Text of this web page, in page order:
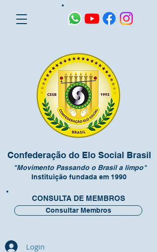
Confederação do Elo Social Brasil
"Movimento Passando o Brasil a limpo"
Instituição fundada em 1990
CONSULTA DE MEMBROS
Consultar Membros
Login